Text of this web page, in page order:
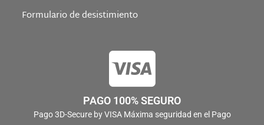
Formulario de desistimiento
PAGO 100% SEGURO
Pago 3D-Secure by VISA Máxima seguridad en el Pago